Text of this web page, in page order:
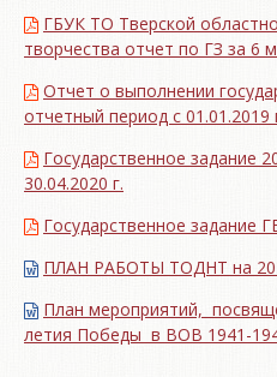
ГБУК ТО Тверской
творчества отчет по ГЗ за 6
Отчет о выполнении
отчетный период с 01.01.2019
Государственное задание
30.04.2020 г.
Государственное задание
ПЛАН РАБОТЫ ТОДНТ на
План мероприятий,
летия Победы в ВОВ 1941-